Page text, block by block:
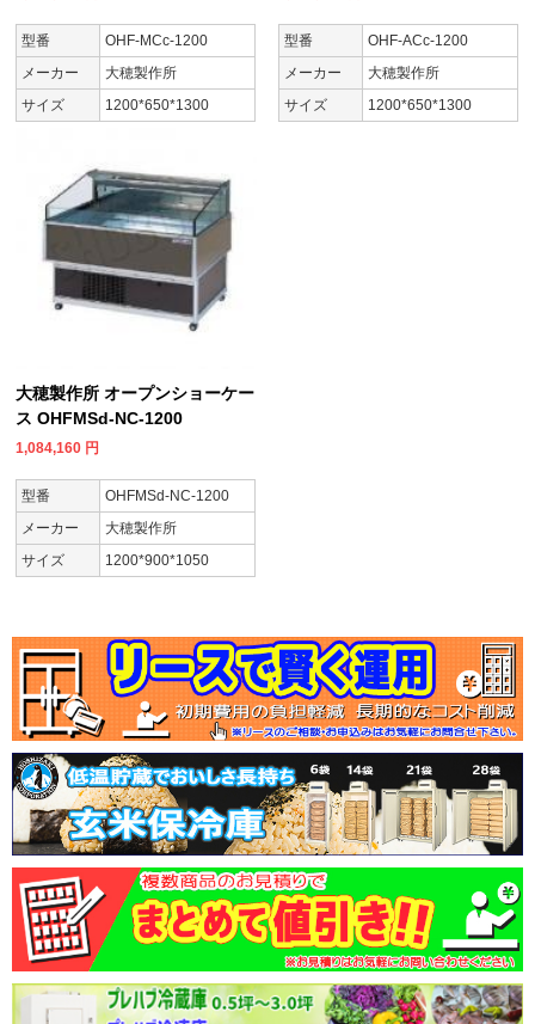
型番
OHF-MCc-1200
メーカー
大穂製作所
サイズ
1200*650*1300
型番
OHF-ACc-1200
メーカー
大穂製作所
サイズ
1200*650*1300
大穂製作所 オープンショーケー
ス OHFMSd-NC-1200
1,084,160 円
型番
OHFMSd-NC-1200
メーカー
大穂製作所
サイズ
1200*900*1050